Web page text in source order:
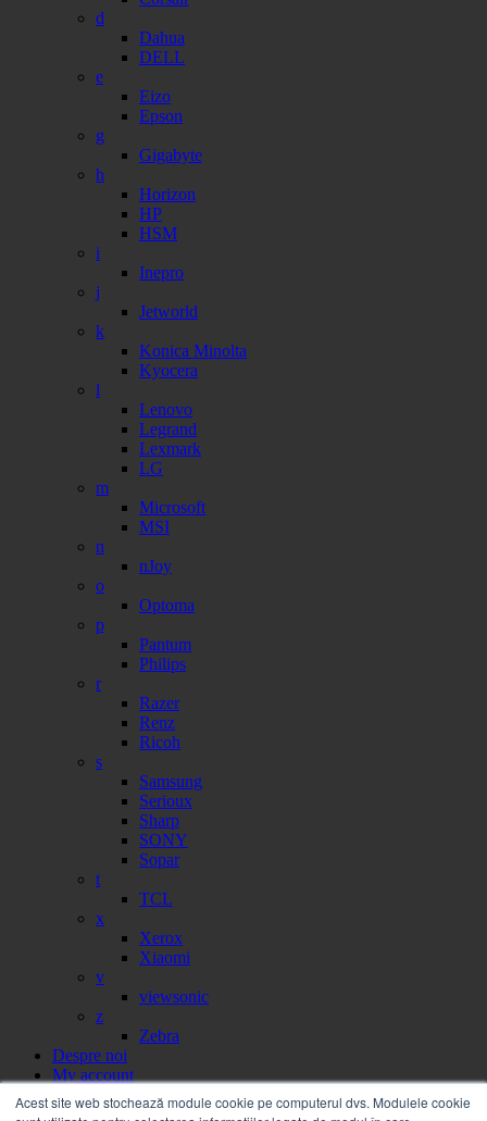
Acest site web stochează module cookie pe computerul dvs. Modulele cookie
d
Dahua
DELL
e
Eizo
Epson
g
Gigabyte
h
Horizon
HP
HSM
i
Inepro
j
Jetworld
k
Konica Minolta
Kyocera
l
Lenovo
Legrand
Lexmark
LG
m
Microsoft
MSI
n
nJoy
o
Optoma
p
Pantum
Philips
r
Razer
Renz
Ricoh
s
Samsung
Serioux
Sharp
SONY
Sopar
t
TCL
x
Xerox
Xiaomi
v
viewsonic
z
Zebra
Despre noi
My account
Partener
Portal facturi